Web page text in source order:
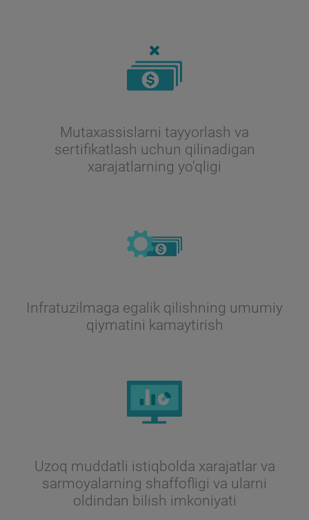
Mutaxassislarni tayyorlash va
sertifikatlash uchun qilinadigan
xarajatlarning yo'qligi
Infratuzilmaga egalik qilishning umumiy
qiymatini kamaytirish
Uzoq muddatli istiqbolda xarajatlar va
sarmoyalarning shaffofligi va ularni
oldindan bilish imkoniyati